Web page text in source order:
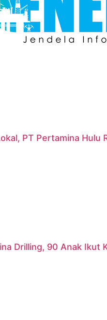
PT Pertamina Hulu
Drilling, 90 Anak Ikut